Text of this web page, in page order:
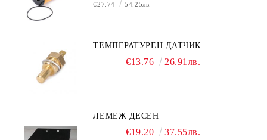
€27.74 54.25лв.
ТЕМПЕРАТУРЕН ДАТЧИК
€13.76 26.91лв.
ЛЕМЕЖ ДЕСЕН
€19.20 37.55лв.